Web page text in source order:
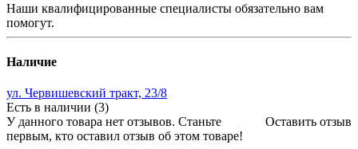
Наши квалифицированные специалисты обязательно вам
помогут.
Наличие
ул. Червишевский тракт, 23/8
Есть в наличии (3)
Оставить отзыв
У данного товара нет отзывов. Станьте
первым, кто оставил отзыв об этом товаре!